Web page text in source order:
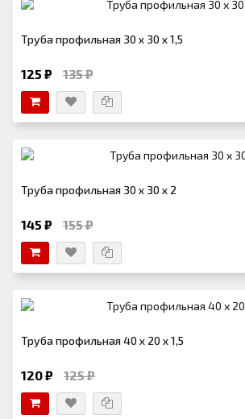
Труба профильная 30 х 30 х 1,5
125 ₽ 135 ₽
Труба профильная 30 х 30 х 2
145 ₽ 155 ₽
Труба профильная 40 х 20 х 1,5
120 ₽ 125 ₽